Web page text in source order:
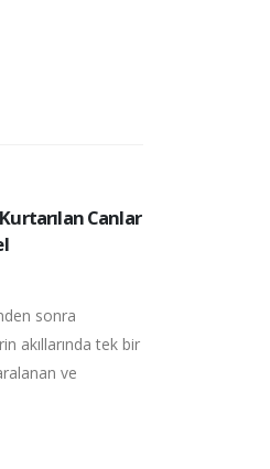
Canlar
sonra
akıllarında tek bir
ve